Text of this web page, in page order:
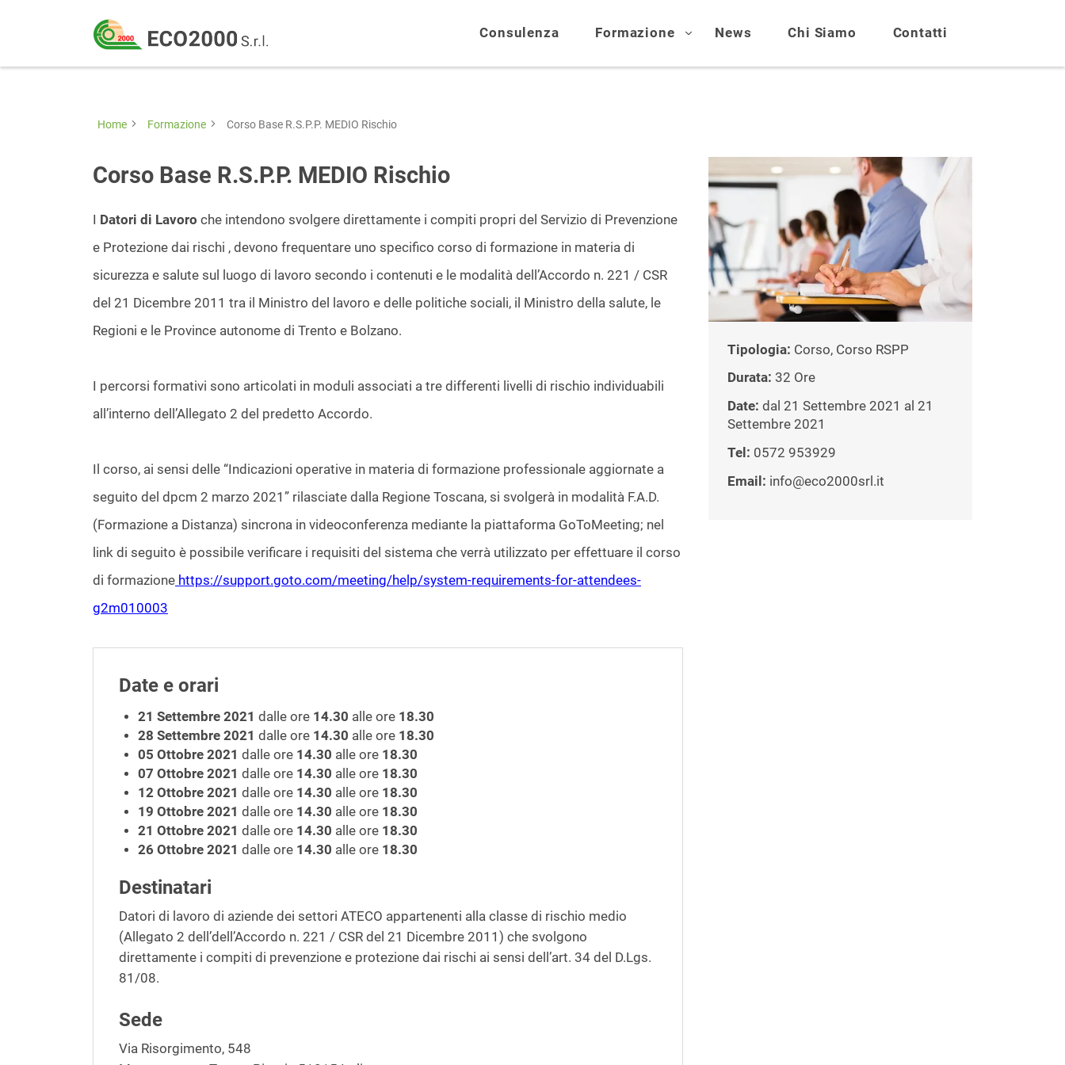
Eco
2000
Srl
Formazione
consulenza
la
sul
lavoro
–
D.Lgs
81/08
Consulenza Formazione News Chi Siamo Contatti
Home Formazione Corso Base R.S.P.P. MEDIO Rischio
Corso Base R.S.P.P. MEDIO Rischio
I Datori di Lavoro che intendono svolgere direttamente i compiti propri del Servizio di Prevenzione
e Protezione dai rischi , devono frequentare uno specifico corso di formazione in materia di
sicurezza e salute sul luogo di lavoro secondo i contenuti e le modalità dell’Accordo n. 221 / CSR
del 21 Dicembre 2011 tra il Ministro del lavoro e delle politiche sociali, il Ministro della salute, le
Regioni e le Province autonome di Trento e Bolzano.
I percorsi formativi sono articolati in moduli associati a tre differenti livelli di rischio individuabili
all’interno dell’Allegato 2 del predetto Accordo.
Il corso, ai sensi delle “Indicazioni operative in materia di formazione professionale aggiornate a
seguito del dpcm 2 marzo 2021” rilasciate dalla Regione Toscana, si svolgerà in modalità F.A.D.
(Formazione a Distanza) sincrona in videoconferenza mediante la piattaforma GoToMeeting; nel
link di seguito è possibile verificare i requisiti del sistema che verrà utilizzato per effettuare il corso
di formazione https://support.goto.com/meeting/help/system-requirements-for-attendees-
g2m010003
Date e orari
21 Settembre 2021 dalle ore 14.30 alle ore 18.30
28 Settembre 2021 dalle ore 14.30 alle ore 18.30
05 Ottobre 2021 dalle ore 14.30 alle ore 18.30
07 Ottobre 2021 dalle ore 14.30 alle ore 18.30
12 Ottobre 2021 dalle ore 14.30 alle ore 18.30
19 Ottobre 2021 dalle ore 14.30 alle ore 18.30
21 Ottobre 2021 dalle ore 14.30 alle ore 18.30
26 Ottobre 2021 dalle ore 14.30 alle ore 18.30
Destinatari
Datori di lavoro di aziende dei settori ATECO appartenenti alla classe di rischio medio
(Allegato 2 dell’dell’Accordo n. 221 / CSR del 21 Dicembre 2011) che svolgono
direttamente i compiti di prevenzione e protezione dai rischi ai sensi dell’art. 34 del D.Lgs.
81/08.
Sede
Via Risorgimento, 548
Tipologia: Corso, Corso RSPP
Durata: 32 Ore
Date: dal 21 Settembre 2021 al 21
Settembre 2021
Tel: 0572 953929
Email: info@eco2000srl.it